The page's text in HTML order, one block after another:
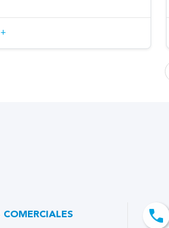
+